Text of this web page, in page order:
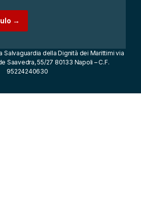
→
Salvaguardia della Dignità dei Marittimi via
Saavedra, 55/27 80133 Napoli – C.F.
95224240630